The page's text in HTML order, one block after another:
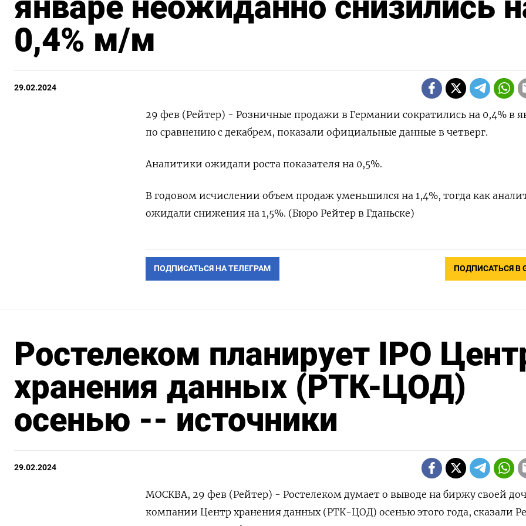
0,4% м/м
29.02.2024
29 фев (Рейтер) - Розничные продажи в Германии сократились на 0,4% в
по сравнению с декабрем, показали официальные данные в четверг.
Аналитики ожидали роста показателя на 0,5%.
В годовом исчислении объем продаж уменьшился на 1,4%, тогда как
ожидали снижения на 1,5%. (Бюро Рейтер в Гданьске)
ПОДПИСАТЬСЯ НА ТЕЛЕГРАМ ПОДПИСАТЬСЯ В
Ростелеком планирует IPO
хранения данных (РТК-ЦОД)
осенью -- источники
29.02.2024
МОСКВА, 29 фев (Рейтер) - Ростелеком думает о выводе на биржу своей
компании Центр хранения данных (РТК-ЦОД) осенью этого года, сказали